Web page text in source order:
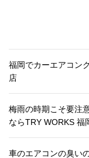
ブログ
福岡でカーエアコン
店
梅雨の時期こそ要注
ならTRY WORKS 福
車のエアコンの臭い